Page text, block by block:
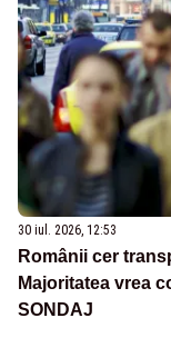
30 iul. 2026, 12:53
Românii cer
Majoritatea vrea
SONDAJ